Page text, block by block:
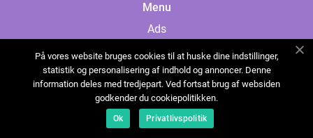
Menu
Ads
Cookies
Contact
Sitemap
På vores website bruges cookies til at huske dine indstillinger,
statistik og personalisering af indhold og annoncer. Denne
information deles med tredjepart. Ved fortsat brug af websiden
godkender du cookiepolitikken.
Ok Privatlivspolitik